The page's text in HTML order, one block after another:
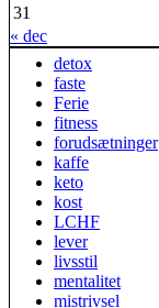
31
« dec
detox
faste
Ferie
fitness
forudsætninger
kaffe
keto
kost
LCHF
lever
livsstil
mentalitet
mistrivsel